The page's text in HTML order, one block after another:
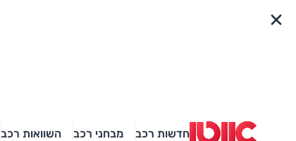
חדשות רכב מבחני רכב השוואות רכב